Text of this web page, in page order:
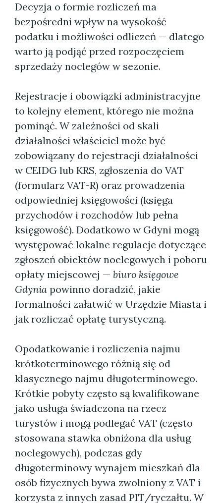
Decyzja o formie rozliczeń ma
bezpośredni wpływ na wysokość
podatku i możliwości odliczeń — dlatego
warto ją podjąć przed rozpoczęciem
sprzedaży noclegów w sezonie.
Rejestracje i obowiązki administracyjne
to kolejny element, którego nie można
pominąć. W zależności od skali
działalności właściciel może być
zobowiązany do rejestracji działalności
w CEIDG lub KRS, zgłoszenia do VAT
(formularz VAT-R) oraz prowadzenia
odpowiedniej księgowości (księga
przychodów i rozchodów lub pełna
księgowość). Dodatkowo w Gdyni mogą
występować lokalne regulacje dotyczące
zgłoszeń obiektów noclegowych i poboru
opłaty miejscowej — biuro księgowe
Gdynia powinno doradzić, jakie
formalności załatwić w Urzędzie Miasta i
jak rozliczać opłatę turystyczną.
Opodatkowanie i rozliczenia najmu
krótkoterminowego różnią się od
klasycznego najmu długoterminowego.
Krótkie pobyty często są kwalifikowane
jako usługa świadczona na rzecz
turystów i mogą podlegać VAT (często
stosowana stawka obniżona dla usług
noclegowych), podczas gdy
długoterminowy wynajem mieszkań dla
osób fizycznych bywa zwolniony z VAT i
korzysta z innych zasad PIT/ryczałtu. W